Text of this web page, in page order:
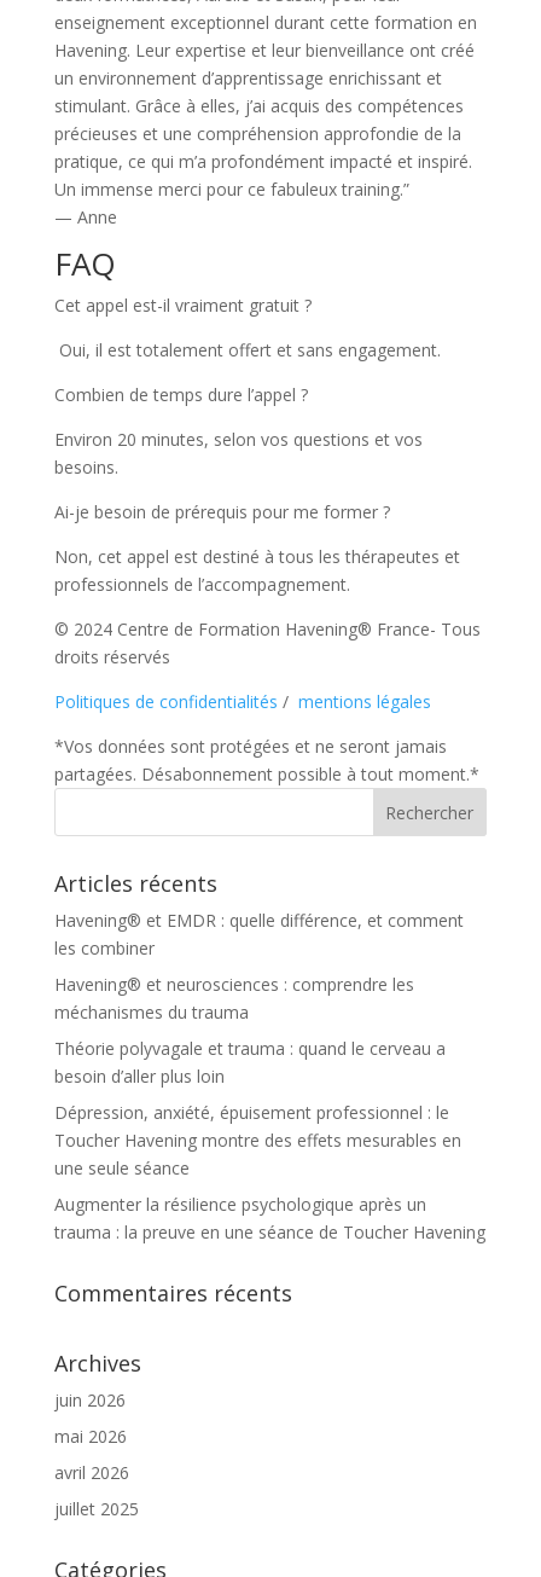
enseignement exceptionnel durant cette formation en
Havening. Leur expertise et leur bienveillance ont créé
un environnement d’apprentissage enrichissant et
stimulant. Grâce à elles, j’ai acquis des compétences
précieuses et une compréhension approfondie de la
pratique, ce qui m’a profondément impacté et inspiré.
Un immense merci pour ce fabuleux training.”
— Anne
FAQ
Cet appel est-il vraiment gratuit ?
Oui, il est totalement offert et sans engagement.
Combien de temps dure l’appel ?
Environ 20 minutes, selon vos questions et vos
besoins.
Ai-je besoin de prérequis pour me former ?
Non, cet appel est destiné à tous les thérapeutes et
professionnels de l’accompagnement.
© 2024 Centre de Formation Havening® France- Tous
droits réservés
Politiques de confidentialités / mentions légales
*Vos données sont protégées et ne seront jamais
partagées. Désabonnement possible à tout moment.*
Articles récents
Havening® et EMDR : quelle différence, et comment
les combiner
Havening® et neurosciences : comprendre les
méchanismes du trauma
Théorie polyvagale et trauma : quand le cerveau a
besoin d’aller plus loin
Dépression, anxiété, épuisement professionnel : le
Toucher Havening montre des effets mesurables en
une seule séance
Augmenter la résilience psychologique après un
trauma : la preuve en une séance de Toucher Havening
Commentaires récents
Archives
juin 2026
mai 2026
avril 2026
juillet 2025
Catégories